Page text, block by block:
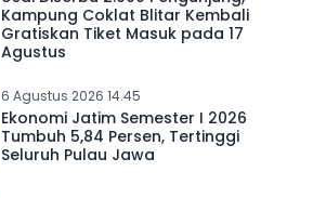
Kampung Coklat Blitar Kembali
Gratiskan Tiket Masuk pada 17
Agustus
6 Agustus 2026 14.45
Ekonomi Jatim Semester I 2026
Tumbuh 5,84 Persen, Tertinggi
Seluruh Pulau Jawa